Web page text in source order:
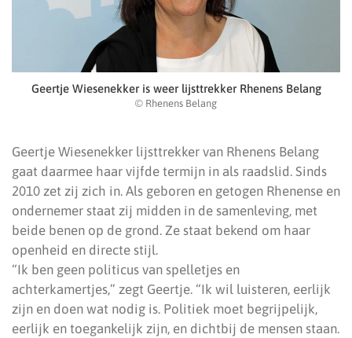
Geertje Wiesenekker is weer lijsttrekker Rhenens Belang
© Rhenens Belang
Geertje Wiesenekker lijsttrekker van Rhenens Belang
gaat daarmee haar vijfde termijn in als raadslid. Sinds
2010 zet zij zich in. Als geboren en getogen Rhenense en
ondernemer staat zij midden in de samenleving, met
beide benen op de grond. Ze staat bekend om haar
openheid en directe stijl.
“Ik ben geen politicus van spelletjes en
achterkamertjes,” zegt Geertje. “Ik wil luisteren, eerlijk
zijn en doen wat nodig is. Politiek moet begrijpelijk,
eerlijk en toegankelijk zijn, en dichtbij de mensen staan.